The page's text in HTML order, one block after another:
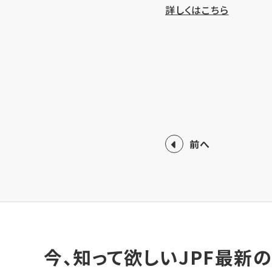
詳しくはこちら
前へ
今、知って欲しいJPF最新